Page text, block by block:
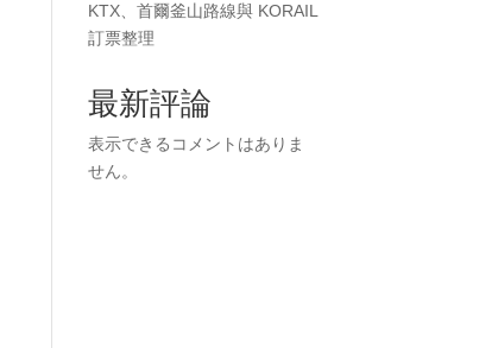
KTX、首爾釜山路線與 KORAIL
訂票整理
最新評論
表示できるコメントはありま
せん。